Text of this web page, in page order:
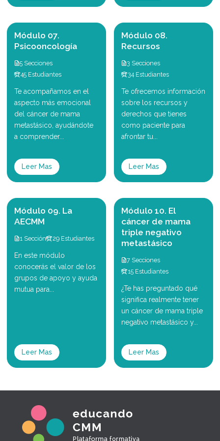
Módulo 07.
Psicooncología
5 Secciones
45 Estudiantes
Te acompañamos en el
aspecto más emocional
del cáncer de mama
metastásico, ayudándote
a comprender...
Leer Mas
Módulo 08.
Recursos
3 Secciones
34 Estudiantes
Te ofrecemos información
sobre los recursos y
derechos que tienes
como paciente para
afrontar tu...
Leer Mas
Módulo 09. La
AECMM
1 Sección 29 Estudiantes
En este módulo
conocerás el valor de los
grupos de apoyo y ayuda
mutua para...
Leer Mas
Módulo 10. El
cáncer de mama
triple negativo
metastásico
7 Secciones
15 Estudiantes
¿Te has preguntado qué
significa realmente tener
un cáncer de mama triple
negativo metastásico y...
Leer Mas